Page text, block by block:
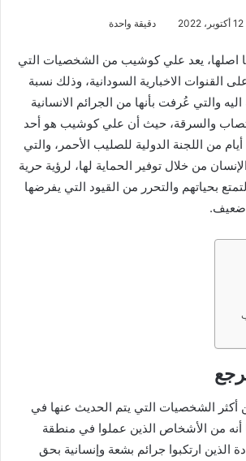
12 أكتوبر، 2022 دقيقة واحدة
يعد علي كوشيب من الشخصيات التي
القنوات الاخبارية السودانية، وذلك نسبة
والتي عُرفت بأنها من الجرائم الانسانية
والسرقة، حيث أن علي كوشيب هو أحد
من اللجنة الدولية للصليب الأحمر، والتي
من خلال توفير الحماية لها، لرؤية حرية
بحياتهم والتحرر من القيود التي يفرضها
ضعيف.
الشخصيات التي يتم الحديث عنها في
أنه من الأشخاص الذين عملوا في منطقة
الذين ارتكبوا جرائم بشعة وإنسانية بحق